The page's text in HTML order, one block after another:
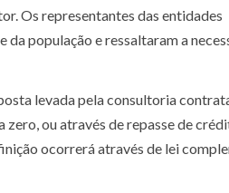
Os representantes das entidades
população e ressaltaram a
levada pela consultoria
ou através de repasse de
ocorrerá através de lei